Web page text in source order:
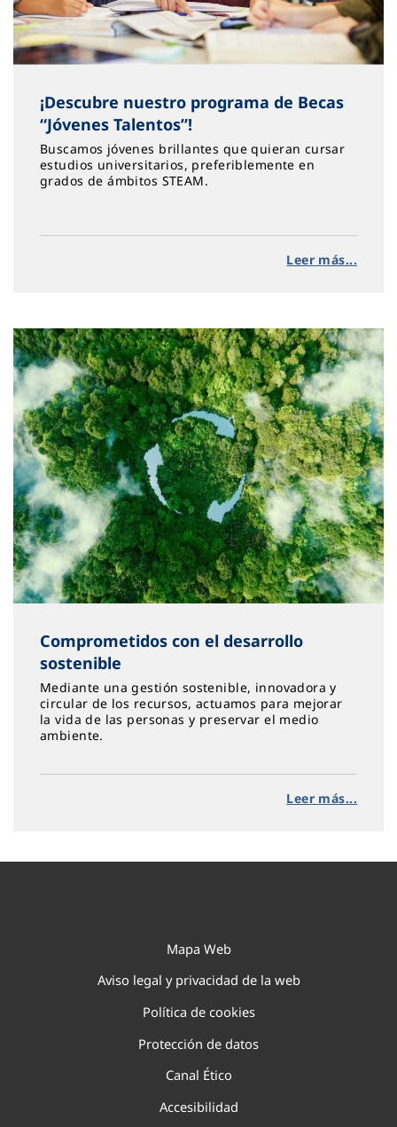
¡Descubre nuestro programa de Becas
“Jóvenes Talentos”!
Buscamos jóvenes brillantes que quieran cursar
estudios universitarios, preferiblemente en
grados de ámbitos STEAM.
Leer más...
Comprometidos con el desarrollo
sostenible
Mediante una gestión sostenible, innovadora y
circular de los recursos, actuamos para mejorar
la vida de las personas y preservar el medio
ambiente.
Leer más...
Mapa Web
Aviso legal y privacidad de la web
Política de cookies
Protección de datos
Canal Ético
Accesibilidad